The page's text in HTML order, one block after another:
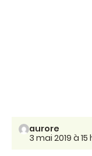
aurore
3 mai 2019 à